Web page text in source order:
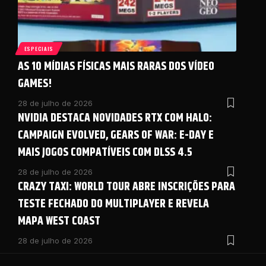
ESPECIAIS
AS 10 MÍDIAS FÍSICAS MAIS RARAS DOS VÍDEO
GAMES!
28 de julho de 2026
NVIDIA DESTACA NOVIDADES RTX COM HALO:
CAMPAIGN EVOLVED, GEARS OF WAR: E-DAY E
MAIS JOGOS COMPATÍVEIS COM DLSS 4.5
28 de julho de 2026
CRAZY TAXI: WORLD TOUR ABRE INSCRIÇÕES PARA
TESTE FECHADO DO MULTIPLAYER E REVELA
MAPA WEST COAST
28 de julho de 2026